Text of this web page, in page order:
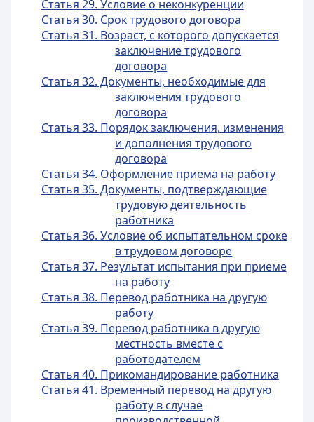
Статья 29. Условие о неконкуренции
Статья 30. Срок трудового договора
Статья 31. Возраст, с которого допускается
заключение трудового
договора
Статья 32. Документы, необходимые для
заключения трудового
договора
Статья 33. Порядок заключения, изменения
и дополнения трудового
договора
Статья 34. Оформление приема на работу
Статья 35. Документы, подтверждающие
трудовую деятельность
работника
Статья 36. Условие об испытательном сроке
в трудовом договоре
Статья 37. Результат испытания при приеме
на работу
Статья 38. Перевод работника на другую
работу
Статья 39. Перевод работника в другую
местность вместе с
работодателем
Статья 40. Прикомандирование работника
Статья 41. Временный перевод на другую
работу в случае